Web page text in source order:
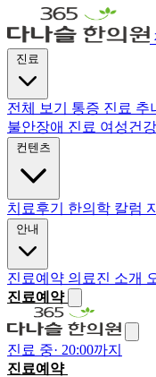
전체 보기 통증 진료 추
불안장애 진료 여성건
치료후기 한의학 칼럼
진료예약 의료진 소개
진료예약
진료 중· 20:00까지
진료예약